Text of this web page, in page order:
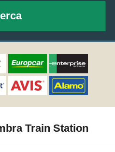
Train Station